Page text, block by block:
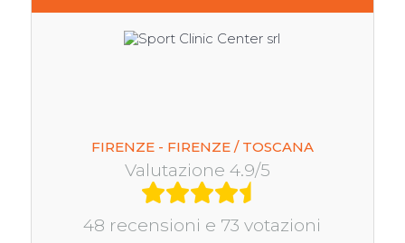
FIRENZE - FIRENZE / TOSCANA
Valutazione 4.9/5
48 recensioni e 73 votazioni